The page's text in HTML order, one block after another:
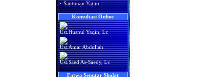
· Santunan Yatim
Konsultasi Online
Ust.Husnul Yaqin, Lc
Ust.Amar Abdullah
Ust.Saed As-Saedy, Lc
Fatwa Seputar Sholat